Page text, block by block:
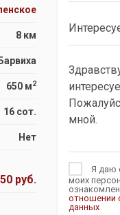
8 км
650 м2
16 сот.
Нет
руб.
Я даю
моих
отношении
данных